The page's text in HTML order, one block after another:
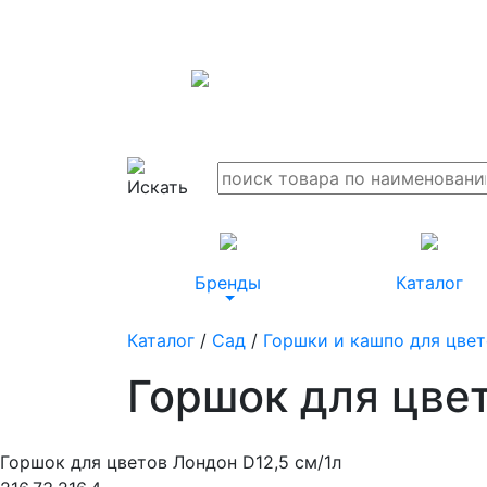
Бренды Каталог
Каталог / Сад / Горшки и кашпо для
Горшок для
Горшок для цветов Лондон D12,5 см/1л